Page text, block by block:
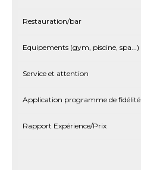
Restauration/bar
Equipements (gym, piscine, spa...)
Service et attention
Application programme de fidélité
Rapport Expérience/Prix